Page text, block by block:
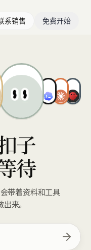
系销售 免费开始
子
待
带着资料和工具
来。